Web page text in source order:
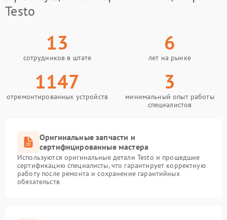
Testo
13
сотрудников в штате
6
лет на рынке
1147
отремонтированных устройств
3
минимальный опыт работы
специалистов
Оригинальные запчасти и
сертифицированные мастера
Используются оригинальные детали Testo и прошедшие
сертификацию специалисты, что гарантирует корректную
работу после ремонта и сохранение гарантийных
обязательств